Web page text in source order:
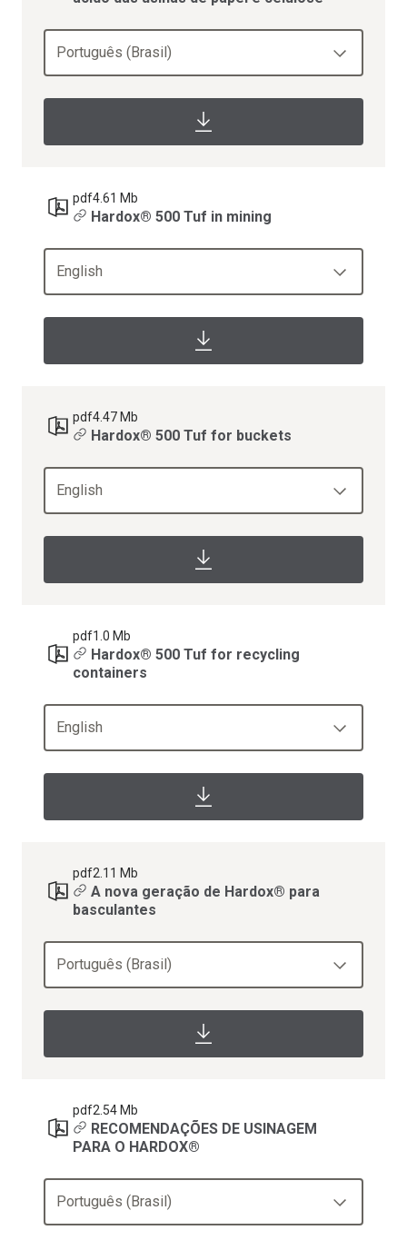
Português (Brasil)
pdf4.61 Mb
Hardox® 500 Tuf in mining
English
pdf4.47 Mb
Hardox® 500 Tuf for buckets
English
pdf1.0 Mb
Hardox® 500 Tuf for recycling
containers
English
pdf2.11 Mb
A nova geração de Hardox® para
basculantes
Português (Brasil)
pdf2.54 Mb
RECOMENDAÇÕES DE USINAGEM
PARA O HARDOX®
Português (Brasil)